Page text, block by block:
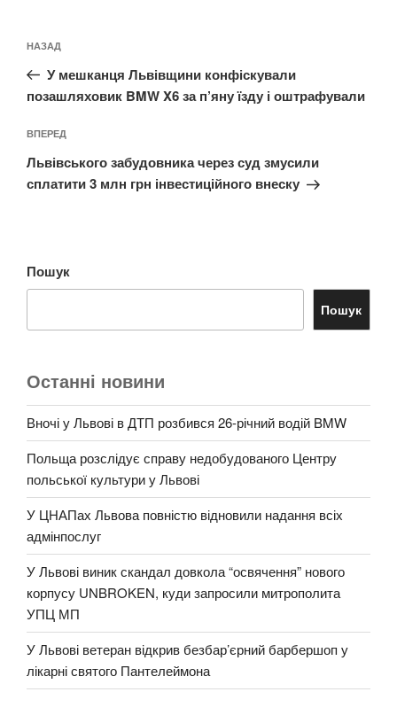
записів
Попередній
запис:
НАЗАД
У мешканця Львівщини конфіскували
позашляховик BMW X6 за п’яну їзду і оштрафували
Наступний
запис
ВПЕРЕД
Львівського забудовника через суд змусили
сплатити 3 млн грн інвестиційного внеску
Пошук
Пошук
Останні новини
Вночі у Львові в ДТП розбився 26-річний водій BMW
Польща розслідує справу недобудованого Центру
польської культури у Львові
У ЦНАПах Львова повністю відновили надання всіх
адмінпослуг
У Львові виник скандал довкола “освячення” нового
корпусу UNBROKEN, куди запросили митрополита
УПЦ МП
У Львові ветеран відкрив безбар’єрний барбершоп у
лікарні святого Пантелеймона